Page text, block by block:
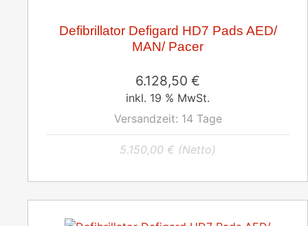
Defibrillator Defigard HD7 Pads AED/
MAN/ Pacer
6.128,50 €
inkl. 19 % MwSt.
Versandzeit: 14 Tage
5.150,00 € (Netto)